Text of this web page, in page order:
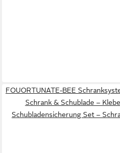
FOUORTUNATE-BEE
Schrank & Schublade –
Schubladensicherung Set –